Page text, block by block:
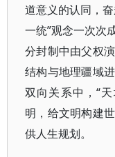
道意义的认同，
一统”观念一次次
分封制中由父权
结构与地理疆域
双向关系中，“
明，给文明构建
供人生规划。